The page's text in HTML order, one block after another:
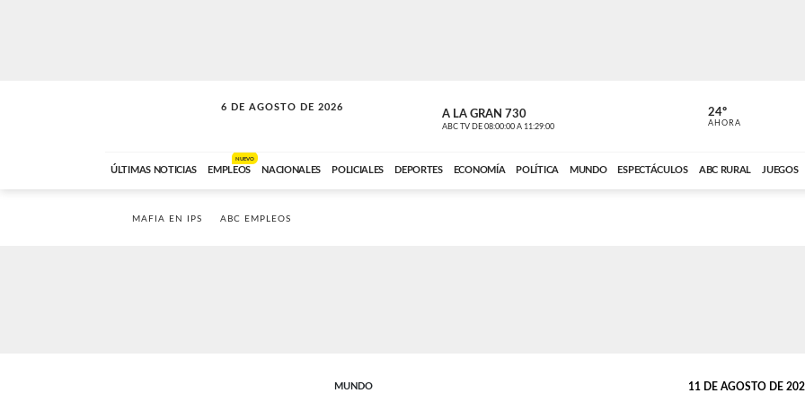
6 DE AGOSTO DE 2026
LA MOVIDA A LA GRAN 730
ABC TV DE 08:00:00 A 11:29:00 ABC CARDINAL
24º
AHORA
ÚLTIMAS NOTICIAS EMPLEOS
NUEVO
NACIONALES POLICIALES DEPORTES ECONOMÍA POLÍTICA MUNDO ESPECTÁCULOS ABC RURAL JUEGOS
MAFIA EN IPS ABC EMPLEOS
MUNDO 11 DE AGOSTO DE